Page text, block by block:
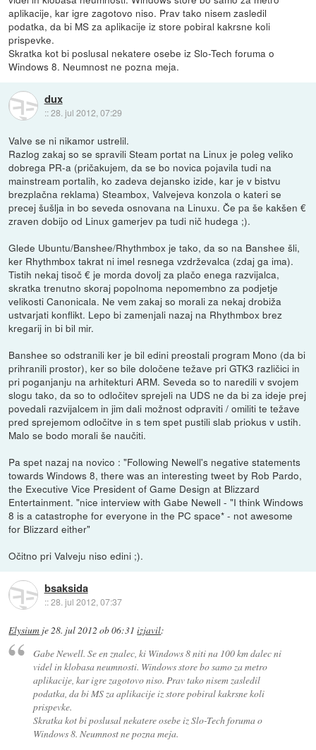
aplikacije, kar igre zagotovo niso. Prav tako nisem zasledil
podatka, da bi MS za aplikacije iz store pobiral kakrsne koli
prispevke.
Skratka kot bi poslusal nekatere osebe iz Slo-Tech foruma o
Windows 8. Neumnost ne pozna meja.
dux
::28. jul 2012, 07:29
Valve se ni nikamor ustrelil.
Razlog zakaj so se spravili Steam portat na Linux je poleg veliko
dobrega PR-a (pričakujem, da se bo novica pojavila tudi na
mainstream portalih, ko zadeva dejansko izide, kar je v bistvu
brezplačna reklama) Steambox, Valvejeva konzola o kateri se
precej šušlja in bo seveda osnovana na Linuxu. Če pa še kakšen €
zraven dobijo od Linux gamerjev pa tudi nič hudega ;).
Glede Ubuntu/Banshee/Rhythmbox je tako, da so na Banshee šli,
ker Rhythmbox takrat ni imel resnega vzdrževalca (zdaj ga ima).
Tistih nekaj tisoč € je morda dovolj za plačo enega razvijalca,
skratka trenutno skoraj popolnoma nepomembno za podjetje
velikosti Canonicala. Ne vem zakaj so morali za nekaj drobiža
ustvarjati konflikt. Lepo bi zamenjali nazaj na Rhythmbox brez
kregarij in bi bil mir.
Banshee so odstranili ker je bil edini preostali program Mono (da bi
prihranili prostor), ker so bile določene težave pri GTK3 različici in
pri poganjanju na arhitekturi ARM. Seveda so to naredili v svojem
slogu tako, da so to odločitev sprejeli na UDS ne da bi za ideje prej
povedali razvijalcem in jim dali možnost odpraviti / omiliti te težave
pred sprejemom odločitve in s tem spet pustili slab priokus v ustih.
Malo se bodo morali še naučiti.
Pa spet nazaj na novico : "Following Newell's negative statements
towards Windows 8, there was an interesting tweet by Rob Pardo,
the Executive Vice President of Game Design at Blizzard
Entertainment. "nice interview with Gabe Newell - "I think Windows
8 is a catastrophe for everyone in the PC space* - not awesome
for Blizzard either"
Očitno pri Valveju niso edini ;).
bsaksida
::28. jul 2012, 07:37
Elysium je 28. jul 2012 ob 06:31 izjavil:
Gabe Newell. Se en znalec, ki Windows 8 niti na 100 km dalec ni
videl in klobasa neumnosti. Windows store bo samo za metro
aplikacije, kar igre zagotovo niso. Prav tako nisem zasledil
podatka, da bi MS za aplikacije iz store pobiral kakrsne koli
prispevke.
Skratka kot bi poslusal nekatere osebe iz Slo-Tech foruma o
Windows 8. Neumnost ne pozna meja.